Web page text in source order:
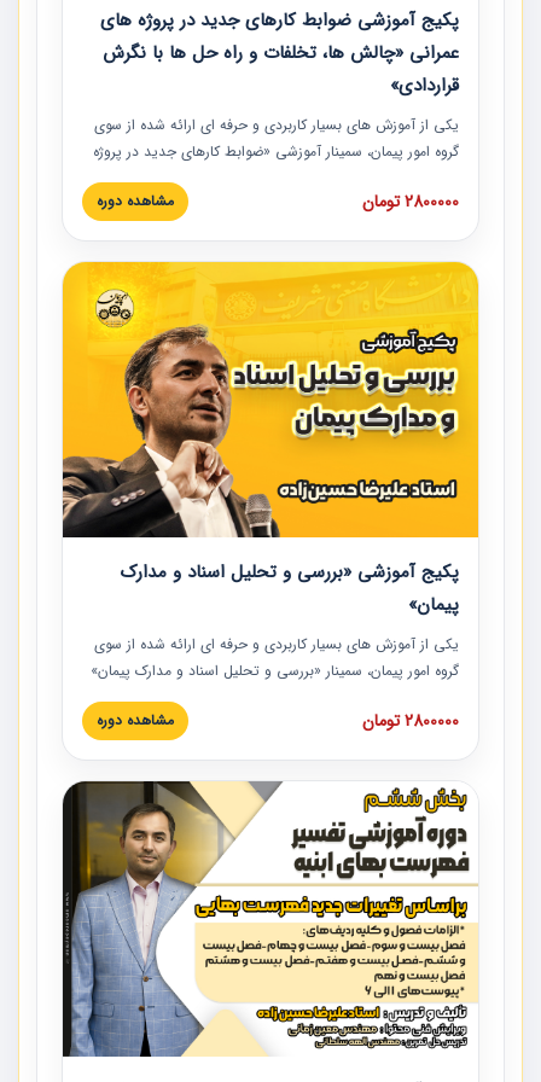
پکیج آموزشی ضوابط کارهای جدید در پروژه های
عمرانی «چالش ها، تخلفات و راه حل ها با نگرش
قراردادی»
یکی از آموزش‏‏‏‏‏‏ های بسیار کاربردی و حرفه‏ ای ارائه شده از سوی
گروه امور پیمان، سمینار آموزشی «ضوابط کارهای جدید در پروژه
های عمرانی» چالش ها، تخلفات و راه حل ها با نگرش قراردادی
است که در محل سندیکای شرکت های ساختمانی کشور ارائه شد.
مدارک پیمان به همراه تجربیات عملی ارائه شده است.
2800000 تومان مشاهده دوره
پکیج آموزشی «بررسی و تحلیل اسناد و مدارک
پیمان»
یکی از آموزش‏‏‏‏‏‏ های بسیار کاربردی و حرفه‏ ای ارائه شده از سوی
گروه امور پیمان، سمینار «بررسی و تحلیل اسناد و مدارک پیمان»
است که در دانشگاه صنعتی شریف ارائه شد. در این آموزش
نکات کلیدی مربوط به اسناد و مدارک پیمان، اولویت بندی اسناد
پیمان به همراه تجربیات عملی در این خصوص ارائه شده است.
2800000 تومان مشاهده دوره